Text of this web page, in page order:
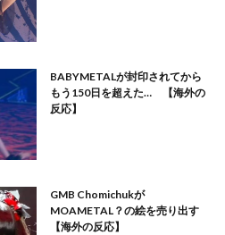
BABYMETALが封印されてから
もう150日を超えた… 【海外の
反応】
GMB Chomichukが
MOAMETAL？の絵を売り出す
【海外の反応】